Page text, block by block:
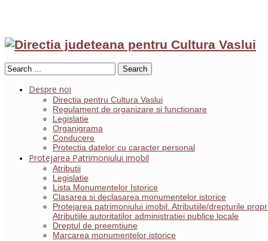
Search
Despre noi
Directia pentru Cultura Vaslui
Regulament de organizare si functionare
Legislatie
Organigrama
Conducere
Protectia datelor cu caracter personal
Protejarea Patrimoniului imobil
Atributii
Legislatie
Lista Monumentelor Istorice
Clasarea si declasarea monumentelor istorice
Protejarea patrimoniului imobil. Atributiile/drepturile
Atributiile autoritatilor administratiei publice locale
Dreptul de preemtiune
Marcarea monumentelor istorice